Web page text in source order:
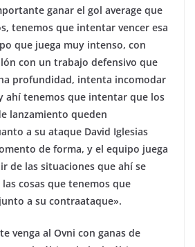
ganar el gol average que
tenemos que intentar vencer esa
que juega muy intenso, con
con un trabajo defensivo que
profundidad, intenta incomodar
ahí tenemos que intentar que los
lanzamiento queden
a su ataque David Iglesias
de forma, y el equipo juega
de las situaciones que ahí se
cosas que tenemos que
a su contraataque».
venga al Ovni con ganas de